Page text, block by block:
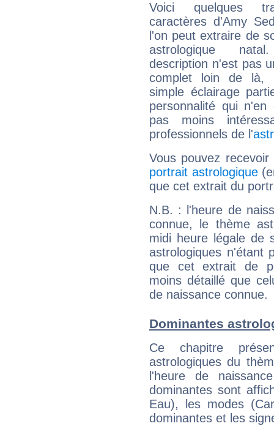
Voici quelques
caractères d'Amy
l'on peut extraire de
astrologique
description n'est pas
complet loin de là,
simple éclairage
personnalité qui n'en
pas moins
professionnels de l'
Vous pouvez
portrait astrologique
que cet extrait du
N.B. : l'heure de
connue, le thème
midi heure légale de
astrologiques n'étant
que cet extrait de
moins détaillé que
de naissance connue.
Dominantes
Ce chapitre
astrologiques du
l'heure de
dominantes sont
Eau), les modes
dominantes et les